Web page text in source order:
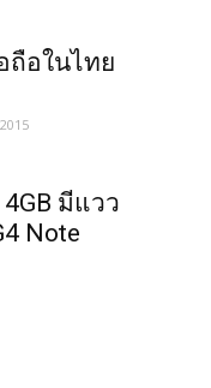
ถือในไทย
มีแวว
Note